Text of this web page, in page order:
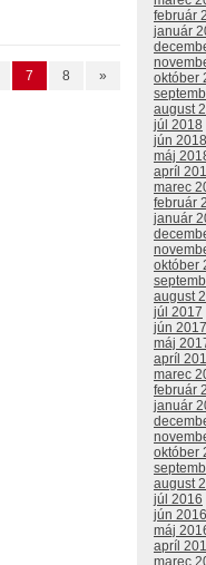
7 8 »
február
január
október
august
júl 2018
jún 2018
máj
apríl
marec
február
január
október
august
júl 2017
jún 2017
máj
apríl
marec
február
január
október
august
júl 2016
jún 2016
máj
apríl
marec